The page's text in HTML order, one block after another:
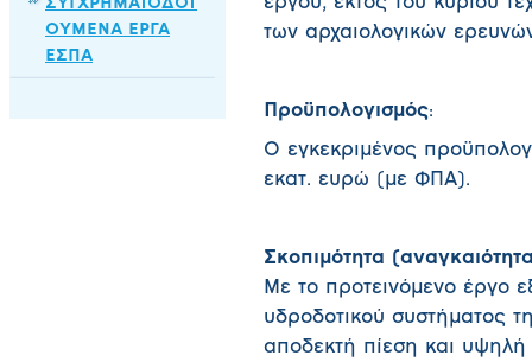
ΣΥΓΧΡΗΜΑΤΟΔΟΤ
ΟΥΜΕΝΑ ΕΡΓΑ
ΕΣΠΑ
των αρχαιολογικών
Προϋπολογισμός:
Ο εγκεκριμένος
εκατ. ευρώ (με ΦΠΑ).
Σκοπιμότητα
Με το προτεινόμενο έργο
υδροδοτικού συστήματος
αποδεκτή πίεση και υψηλή